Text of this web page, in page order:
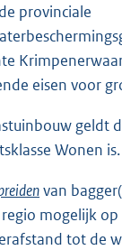
provinciale
eisen voor
geldt
Wonen is.
van
mogelijk
tot de